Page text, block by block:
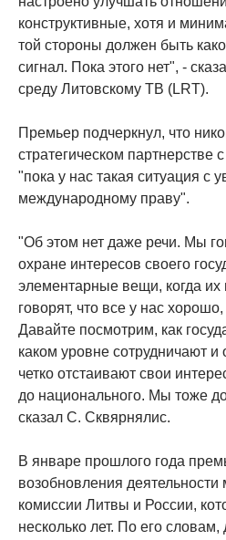
конструктивные, хотя и
той стороны должен быть
сигнал. Пока этого нет", -
среду Литовскому ТВ (LRT).
Премьер подчеркнул, что
стратегическом партнерстве
"пока у нас такая ситуация с
международному праву".
"Об этом нет даже речи. Мы
охране интересов своего
элементарные вещи, когда
говорят, что все у нас
Давайте посмотрим, как
каком уровне сотрудничают
четко отстаивают свои
до национального. Мы тоже
сказал С. Сквярнялис.
В январе прошлого года
возобновления
комиссии Литвы и России,
несколько лет. По его